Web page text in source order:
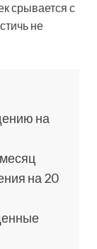
срывается с
не
на
на 20